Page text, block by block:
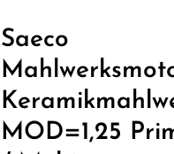
Saeco
MOD=1,25